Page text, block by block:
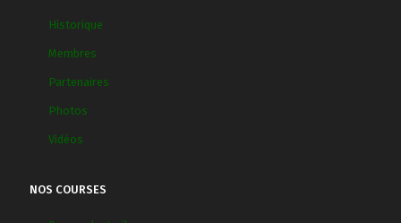
Historique
Membres
Partenaires
Photos
Vidéos
NOS COURSES